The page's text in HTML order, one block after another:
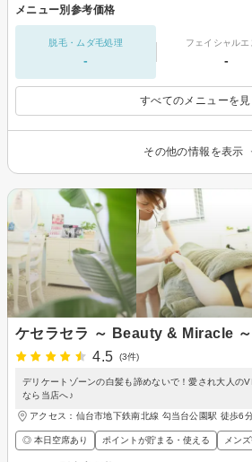
メニュー別参考価格
脱毛・ムダ毛処理
-
フェイシャルエ
-
すべてのメニューを見
その他の情報を表示
ケセラセラ ～ Beauty & Miracle ～
4.5
(3件)
デリケートゾーンの白髪も諦めないで！愛され大人の
なら当店へ♪
アクセス：仙台市地下鉄南北線 勾当台公園駅 徒歩6
◎ 本日空席あり ポイントが貯まる・使える メン